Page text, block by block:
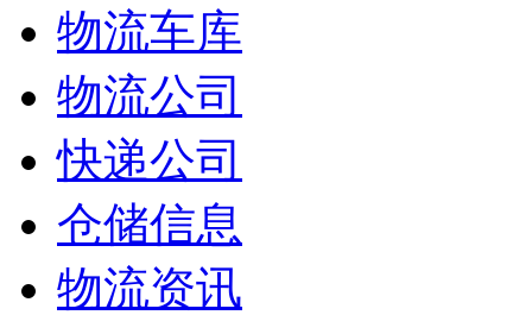
物流车库
物流公司
快递公司
仓储信息
物流资讯